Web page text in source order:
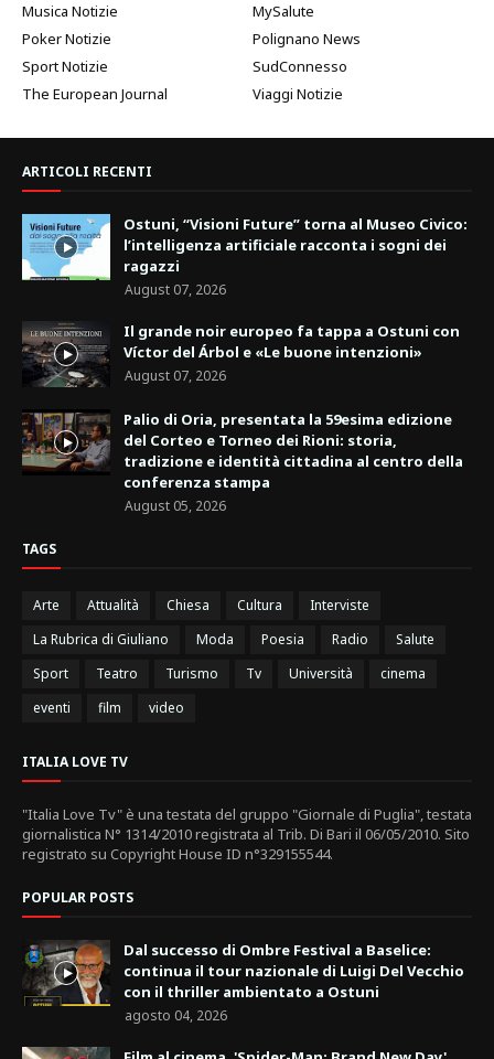
Musica Notizie
MySalute
Poker Notizie
Polignano News
Sport Notizie
SudConnesso
The European Journal
Viaggi Notizie
ARTICOLI RECENTI
Ostuni, “Visioni Future” torna al Museo Civico:
l’intelligenza artificiale racconta i sogni dei
ragazzi
August 07, 2026
Il grande noir europeo fa tappa a Ostuni con
Víctor del Árbol e «Le buone intenzioni»
August 07, 2026
Palio di Oria, presentata la 59esima edizione
del Corteo e Torneo dei Rioni: storia,
tradizione e identità cittadina al centro della
conferenza stampa
August 05, 2026
TAGS
Arte Attualità Chiesa Cultura
Interviste
La Rubrica di Giuliano
Moda Poesia Radio
Salute
Sport
Teatro Turismo Tv Università
cinema
eventi
film video
ITALIA LOVE TV
"Italia Love Tv" è una testata del gruppo "Giornale di Puglia", testata
giornalistica N° 1314/2010 registrata al Trib. Di Bari il 06/05/2010. Sito
registrato su Copyright House ID n°329155544.
POPULAR POSTS
Dal successo di Ombre Festival a Baselice:
continua il tour nazionale di Luigi Del Vecchio
con il thriller ambientato a Ostuni
agosto 04, 2026